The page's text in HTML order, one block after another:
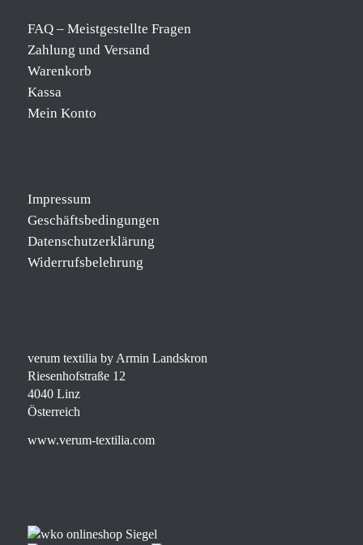
FAQ – Meistgestellte Fragen
Zahlung und Versand
Warenkorb
Kassa
Mein Konto
Impressum
Geschäftsbedingungen
Datenschutzerklärung
Widerrufsbelehrung
verum textilia by Armin Landskron
Riesenhofstraße 12
4040 Linz
Österreich
www.verum-textilia.com